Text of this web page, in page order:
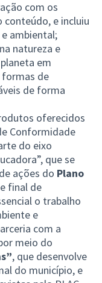
com os
conteúdo, e incluiu
ambiental;
natureza e
em
formas de
de forma
oferecidos
Conformidade
do eixo
que se
ações do Plano
final de
o trabalho
e
com a
meio do
, que desenvolve
do município, e